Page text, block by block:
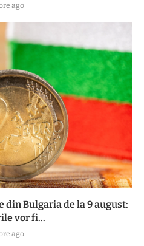
ago
din Bulgaria de la 9 august:
vor fi...
ago